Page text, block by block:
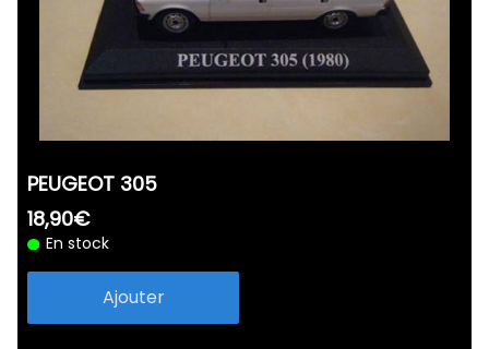
PEUGEOT 305
18,90€
En stock
Ajouter